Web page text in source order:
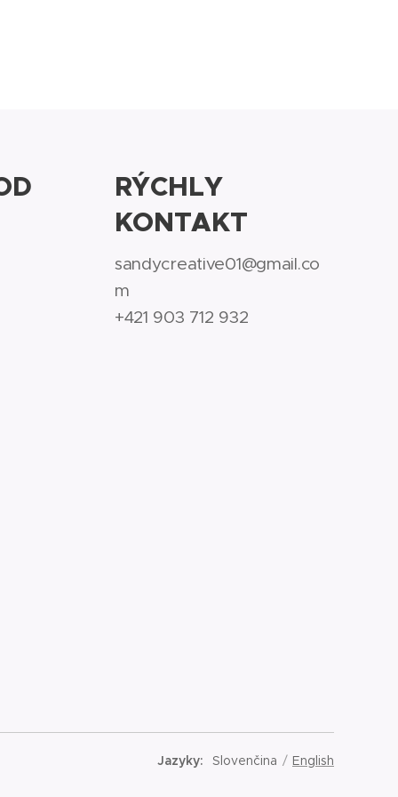
RÝCHLY
KONTAKT
sandycreative01@gmail.co
m
+421 903 712 932
Jazyky Slovenčina English